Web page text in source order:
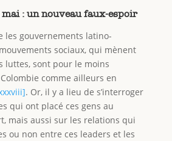
mai : un nouveau faux-espoir
les gouvernements latino-
sociaux, qui mènent
luttes, sont pour le moins
comme ailleurs en
. Or, il y a lieu de s’interroger
qui ont placé ces gens au
mais aussi sur les relations qui
ou non entre ces leaders et les